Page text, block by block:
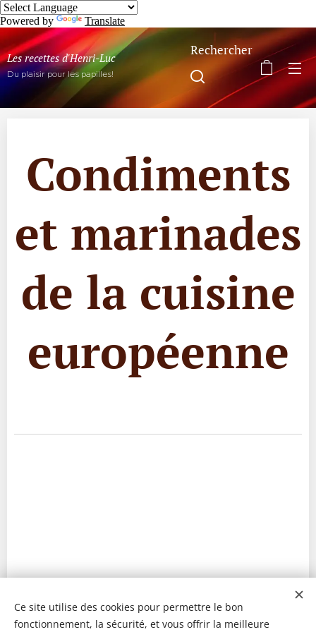
Powered by Translate
Les recettes d'Henri-Luc
Du plaisir pour les papilles!
Rechercher
Condiments
et marinades
de la cuisine
européenne
Ce site utilise des cookies pour permettre le bon
fonctionnement, la sécurité, et vous offrir la meilleure